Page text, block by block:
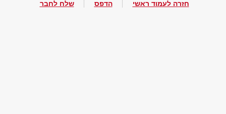
חזרה לעמוד ראשי הדפס שלח לחבר